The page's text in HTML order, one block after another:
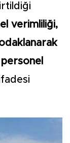
verimliliği,